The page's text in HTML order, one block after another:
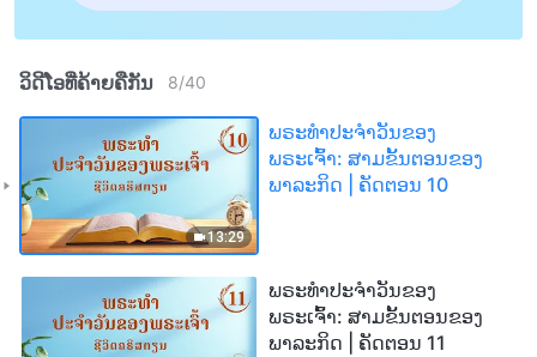
ວິດີໂອທີ່ຄ້າຍຄືກັນ 8/40
13:29
ພຣະທຳປະຈຳວັນຂອງ
ພຣະເຈົ້າ: ສາມຂັ້ນຕອນຂອງ
ພາລະກິດ | ຄັດຕອນ 10
ພຣະທຳປະຈຳວັນຂອງ
ພຣະເຈົ້າ: ສາມຂັ້ນຕອນຂອງ
ພາລະກິດ | ຄັດຕອນ 11